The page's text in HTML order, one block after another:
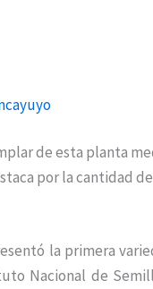
de esta planta
por la cantidad
la primera
Nacional de